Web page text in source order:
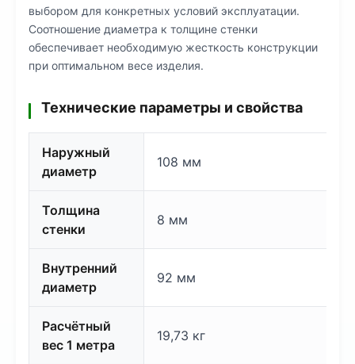
выбором для конкретных условий эксплуатации.
Соотношение диаметра к толщине стенки
обеспечивает необходимую жесткость конструкции
при оптимальном весе изделия.
Технические параметры и свойства
Наружный
диаметр
108 мм
Толщина
стенки
8 мм
Внутренний
диаметр
92 мм
Расчётный
вес 1 метра
19,73 кг